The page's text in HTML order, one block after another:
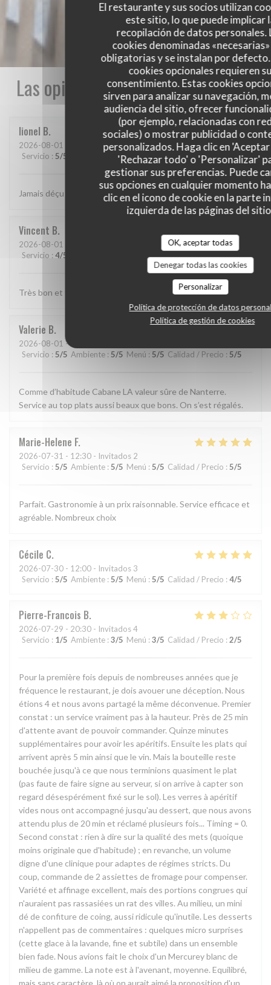
El restaurante y sus socios utilizan
este sitio, lo que puede implicar
recopilación de datos personales.
cookies denominadas
obligatorias y se instalan por
cookies opcionales requieren
consentimiento. Estas cookies
sirven para analizar su navegación,
audiencia del sitio, ofrecer
(por ejemplo, relacionadas con
sociales) o mostrar publicidad o
personalizados. Haga clic en
'Rechazar todo' o 'Personalizar'
gestionar sus preferencias. Puede
sus opciones en cualquier momento
clic en el icono de cookie en la parte
izquierda de las páginas del
OK, aceptar todas
Denegar todas las cookies
Personalizar
Política de protección de datos
Política de gestión de cookies
Las opiniones de nuestros clientes
lionel B
2026-08-01
- 20:15 - Invitados 2
Servicio : 5/5 Ambiente /5 Menú:5/5 Calidad / Precio: 5/5
Jamais déçu chez cabane.. jf Bury et ses lutins sont au top..
Vincent B
2026-08-01
Servicio : 4/5 :5/5 Calidad / Precio:5/5
Très bon et très bien presenté
Valerie B
2026-08-01 - 13:15 - Invitados 2
Servicio : 5/5 Ambiente : 5/5 Menú : 5/5 Calidad / Precio : 5/5
Comme d’habitude Cabane LA valeur sûre de Nanterre.
Service au top plats aussi beaux que bons. On s’est régalés.
Marie-Helene F
2026-07-31 - 12:30 - Invitados 2
Servicio : 5/5 Ambiente :5/5 Menú : 5/5 Calidad / Precio : 5/5
Parfait. Gastronomie à un prix raisonnable. Service efficace et
agréable. Nombreux choix
Cécile C
2026-07-30 - 12:00 - Invitados 3
Servicio : 5/5 Ambiente : 5/5 Menú : 5/5 Calidad / Precio : 4/5
Pierre-Francois B
2026-07-29 - 20:30 - Invitados 4
Servicio : 1/5 Ambiente : 3/5 Menú : 3/5 Calidad / Precio : 2/5
Pour la première fois depuis de nombreuses années que je
fréquence le restaurant, je dois avouer une déception. Nous
étions 4 et nous avons partagé la même déconvenue. Premier
constat : un service vraiment pas à la hauteur. Près de 25 min
d'attente avant de pouvoir commander. Quinze minutes
supplémentaires pour avoir les apéritifs. Ensuite les plats qui
arrivent après 5 min ainsi que le vin. Mais la bouteille reste
bouchée jusqu'à ce que nous terminions quasiment le plat
(pas faute de faire signe au serveur, si on arrive à capter son
regard désespérément fixé sur le sol). Les verres à apéritif
vides nous ont accompagné jusqu'au dessert, que nous avons
attendu plus de 20 min et réclamé plusieurs fois... Timing = 0.
Second constat : rien à dire sur la qualité des mets (quoique
moins originale que d'habitude) ; en revanche, un volume
digne d'une clinique pour adaptes de régimes stricts. Du
coup, commande de 2 assiettes de fromage pour compenser.
Variété et affinage excellent, mais des portions congrues qui
n'auraient pas rassasiées un rat des villes. Au milieu, un mini
dé de confiture de coing, aussi ridicule qu'inutile. Les desserts
n'appellent pas de commentaires : quelques micro surprises
(cette glace à la lavande, fine et subtile) dans un ensemble
bien fade. Nous avions fait le choix d'un Mercurey blanc de
milieu de gamme. La note est à l'avenant, moyenne. Equilibré,
mais sans caractère, là où on aurait aimé la proposition d'un